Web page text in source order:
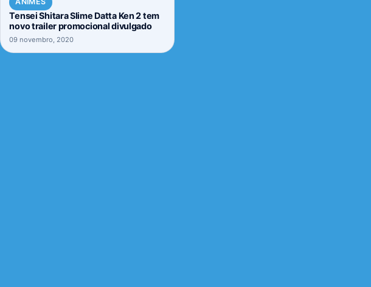
Tensei Shitara Slime Datta Ken 2 tem
novo trailer promocional divulgado
09 novembro, 2020